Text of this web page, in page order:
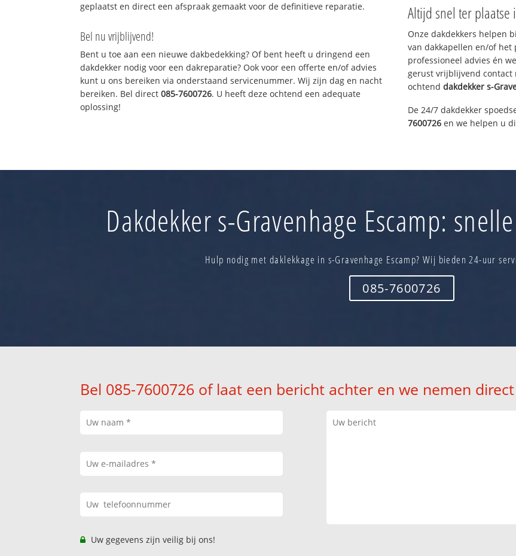
geplaatst en direct een afspraak gemaakt voor de definitieve reparatie.
Bel nu vrijblijvend!
Bent u toe aan een nieuwe dakbedekking? Of bent heeft u dringend een
dakdekker nodig voor een dakreparatie? Ook voor een offerte en/of advies
kunt u ons bereiken via onderstaand servicenummer. Wij zijn dag en nacht
bereiken. Bel direct085-7600726. U heeft deze ochtend een adequate
oplossing!
Altijd snel ter plaatse
Onze dakdekkers helpen
van dakkapellen en/of het
professioneel advies én
gerust vrijblijvend contact
ochtend dakdekker s-
De 24/7 dakdekker
7600726 en we helpen u
Dakdekker s-Gravenhage Escamp:
Hulp nodig met daklekkage in s-Gravenhage Escamp? Wij bieden 24-uur
085-7600726
Bel 085-7600726 of laat een bericht achter en we nemen
Uw gegevens zijn veilig bij ons!